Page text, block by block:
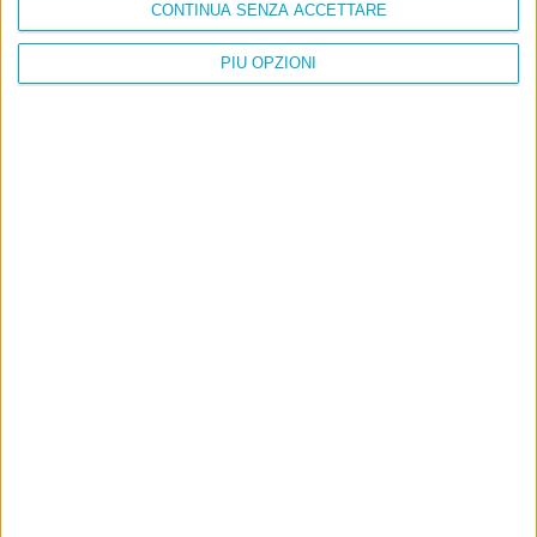
PIÙ OPZIONI
CONTINUA SENZA ACCETTARE
Info